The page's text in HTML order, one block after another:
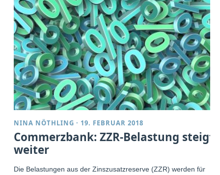
NINA NÖTHLING · 19. FEBRUAR 2018
Commerzbank: ZZR-Belastung steigt
weiter
Die Belastungen aus der Zinszusatzreserve (ZZR) werden für